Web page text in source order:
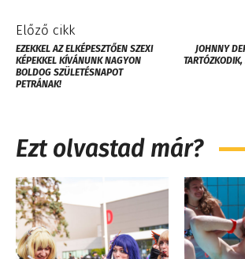
Előző cikk
EZEKKEL AZ ELKÉPESZTŐEN SZEXI
KÉPEKKEL KÍVÁNUNK NAGYON
BOLDOG SZÜLETÉSNAPOT
PETRÁNAK!
JOHNNY
Ezt olvastad már?